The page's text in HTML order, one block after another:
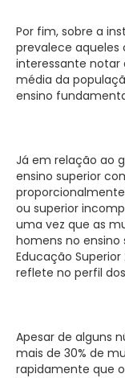
Por fim, sobre a
prevalece aqueles
interessante notar
média da
ensino
Já em relação ao
ensino superior
ou superior
uma vez que as
homens no ensino
Educação
reflete no perfil
Apesar de alguns
mais de 30% de
rapidamente que